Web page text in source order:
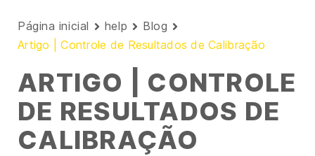
Página inicial help
Blog
Artigo | Controle de Resultados de Calibração
ARTIGO | CONTROLE
DE RESULTADOS DE
CALIBRAÇÃO